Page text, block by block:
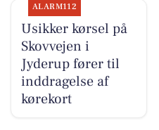
ALARM112
Usikker kørsel på
Skovvejen i
Jyderup fører til
inddragelse af
kørekort